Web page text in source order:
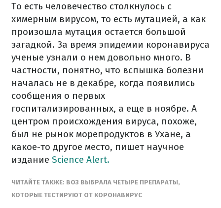
То есть человечество столкнулось с
химерным вирусом, то есть мутацией, а как
произошла мутация остается большой
загадкой. За время эпидемии коронавируса
ученые узнали о нем довольно много. В
частности, понятно, что вспышка болезни
началась не в декабре, когда появились
сообщения о первых
госпитализированных, а еще в ноябре. А
центром происхождения вируса, похоже,
был не рынок морепродуктов в Ухане, а
какое-то другое место, пишет научное
издание Science Alert.
ЧИТАЙТЕ ТАКЖЕ: ВОЗ ВЫБРАЛА ЧЕТЫРЕ ПРЕПАРАТЫ,
КОТОРЫЕ ТЕСТИРУЮТ ОТ КОРОНАВИРУС